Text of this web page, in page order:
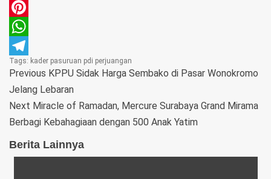
Email
Pinterest
WhatsApp
Telegram
Tags: kader pasuruan pdi perjuangan
Previous KPPU Sidak Harga Sembako di Pasar Wonokromo
Jelang Lebaran
Next Miracle of Ramadan, Mercure Surabaya Grand Mirama
Berbagi Kebahagiaan dengan 500 Anak Yatim
Berita Lainnya